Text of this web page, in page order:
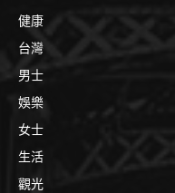
健康
台灣
男士
娛樂
女士
生活
觀光